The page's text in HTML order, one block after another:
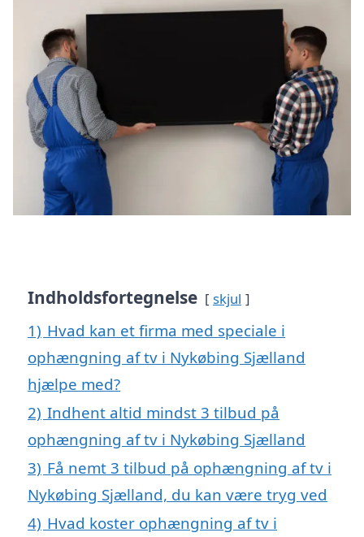
Indholdsfortegnelse skjul
1) Hvad kan et firma med speciale i
ophængning af tv i Nykøbing Sjælland
hjælpe med?
2) Indhent altid mindst 3 tilbud på
ophængning af tv i Nykøbing Sjælland
3) Få nemt 3 tilbud på ophængning af tv i
Nykøbing Sjælland, du kan være tryg ved
4) Hvad koster ophængning af tv i